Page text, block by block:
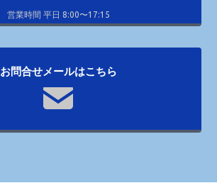
営業時間 平日 8:00〜17:15
お問合せメールはこちら